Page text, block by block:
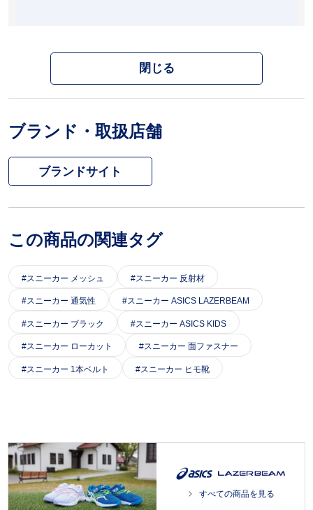
閉じる
ブランド・取扱店舗
ブランドサイト
この商品の関連タグ
スニーカー メッシュ スニーカー 反射材
スニーカー 通気性 スニーカー ASICS LAZERBEAM
スニーカー ブラック スニーカー ASICS KIDS
スニーカー ローカット スニーカー 面ファスナー
スニーカー 1本ベルト スニーカー ヒモ靴
すべての商品を見る